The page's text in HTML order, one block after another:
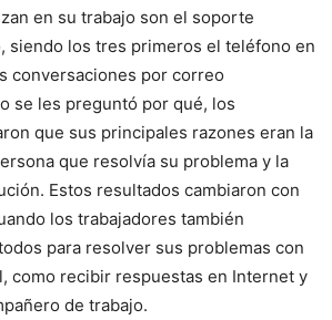
en su trabajo son el soporte
siendo los tres primeros el teléfono en
conversaciones por correo
se les preguntó por qué, los
que sus principales razones eran la
que resolvía su problema y la
Estos resultados cambiaron con
los trabajadores también
para resolver sus problemas con
como recibir respuestas en Internet y
de trabajo.